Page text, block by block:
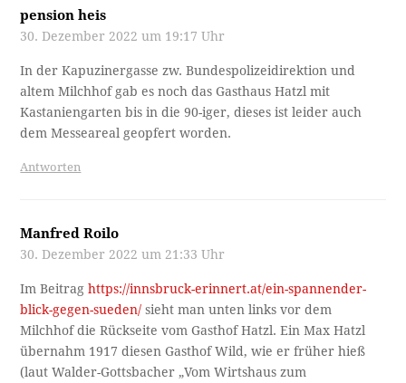
pension heis
30. Dezember 2022 um 19:17 Uhr
In der Kapuzinergasse zw. Bundespolizeidirektion und
altem Milchhof gab es noch das Gasthaus Hatzl mit
Kastaniengarten bis in die 90-iger, dieses ist leider auch
dem Messeareal geopfert worden.
Antworten
Manfred Roilo
30. Dezember 2022 um 21:33 Uhr
Im Beitraghttps://innsbruck-erinnert.at/ein-spannender-
blick-gegen-sueden/ sieht man unten links vor dem
Milchhof die Rückseite vom Gasthof Hatzl. Ein Max Hatzl
übernahm 1917 diesen Gasthof Wild, wie er früher hieß
(laut Walder-Gottsbacher „Vom Wirtshaus zum